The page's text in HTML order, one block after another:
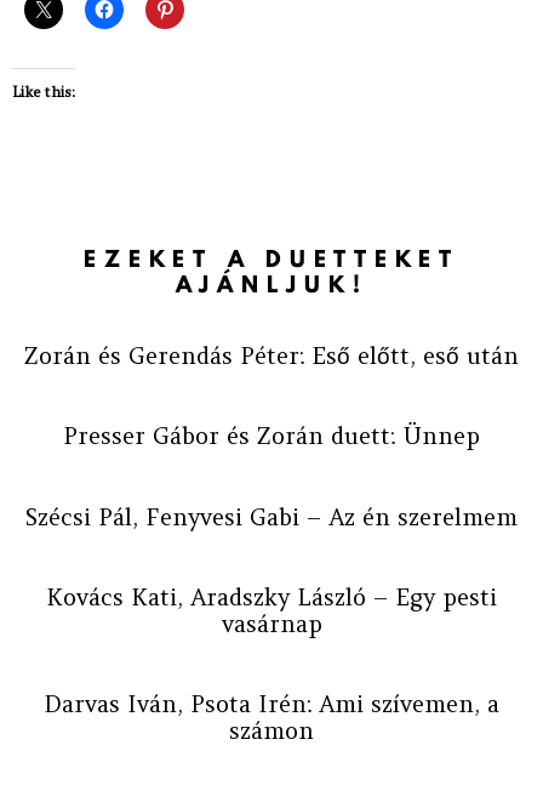
Like this:
EZEKET A DUETTEKET
AJÁNLJUK!
Zorán és Gerendás Péter: Eső előtt, eső után
Presser Gábor és Zorán duett: Ünnep
Szécsi Pál, Fenyvesi Gabi – Az én szerelmem
Kovács Kati, Aradszky László – Egy pesti
vasárnap
Darvas Iván, Psota Irén: Ami szívemen, a
számon